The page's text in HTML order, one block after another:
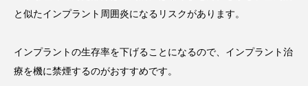
と似たインプラント周囲炎になるリスクがあります。
インプラントの生存率を下げることになるので、インプラント治
療を機に禁煙するのがおすすめです。